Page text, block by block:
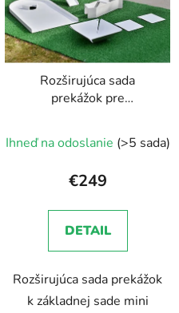
Rozširujúca sada
prekážok pre
Ihneď na odoslanie (>5 sada)
€249
DETAIL
Rozširujúca sada prekážok
k základnej sade mini